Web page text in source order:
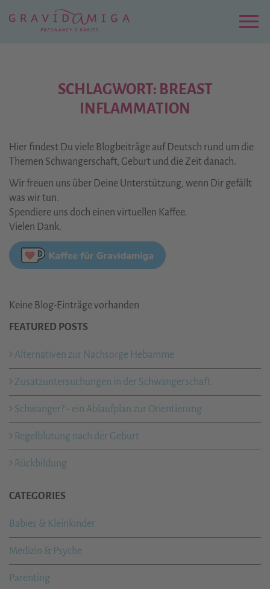
Hauptinhalt
SCHLAGWORT: BREAST
INFLAMMATION
Hier findest Du viele Blogbeiträge auf Deutsch rund um die
Themen Schwangerschaft, Geburt und die Zeit danach.
Wir freuen uns über Deine Unterstützung, wenn Dir gefällt
was wir tun.
Spendiere uns doch einen virtuellen Kaffee.
Vielen Dank.
Keine Blog-Einträge vorhanden
FEATURED POSTS
Alternativen zur Nachsorge Hebamme
Zusatzuntersuchungen in der Schwangerschaft
Schwanger? - ein Ablaufplan zur Orientierung
Regelblutung nach der Geburt
Rückbildung
CATEGORIES
Babies & Kleinkinder
Medizin & Psyche
Parenting